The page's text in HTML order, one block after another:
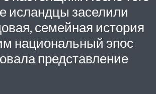
исландцы заселили
семейная история
национальный эпос
представление